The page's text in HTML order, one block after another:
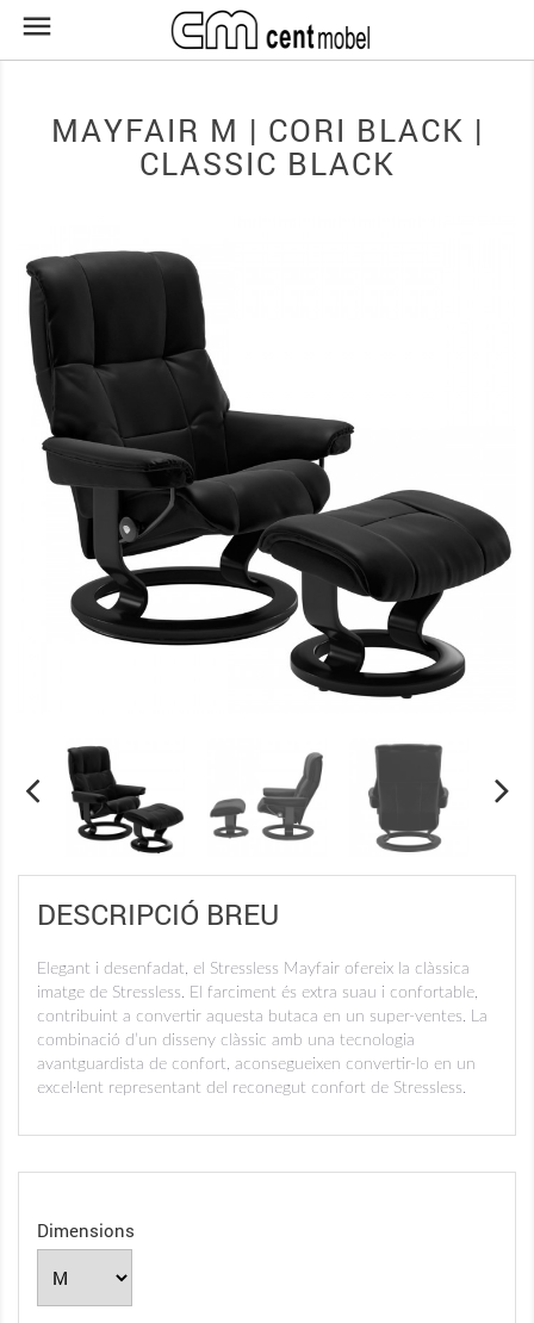

MAYFAIR M | CORI BLACK |
CLASSIC BLACK
DESCRIPCIÓ BREU
Elegant i desenfadat, el Stressless Mayfair ofereix la clàssica
imatge de Stressless. El farciment és extra suau i confortable,
contribuint a convertir aquesta butaca en un super-ventes. La
combinació d’un disseny clàssic amb una tecnologia
avantguardista de confort, aconsegueixen convertir-lo en un
excel·lent representant del reconegut confort de Stressless.
Dimensions